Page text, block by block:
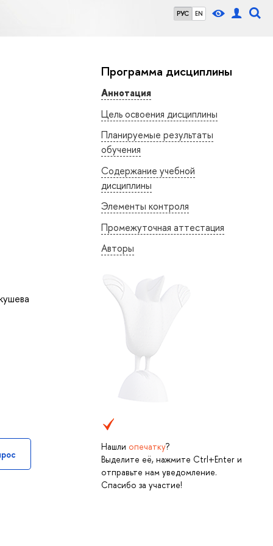
РУС EN
Программа дисциплины
Аннотация
Цель освоения дисциплины
Планируемые результаты
обучения
Содержание учебной
дисциплины
Элементы контроля
Промежуточная аттестация
Авторы
Нашли опечатку?
Выделите её, нажмите Ctrl+Enter и
отправьте нам уведомление.
Спасибо за участие!